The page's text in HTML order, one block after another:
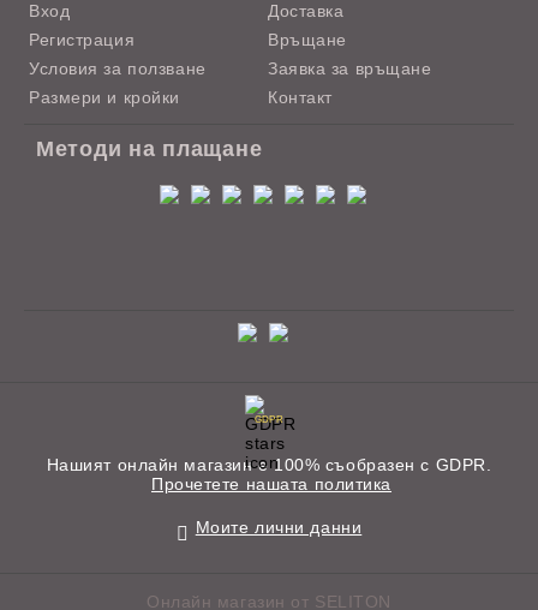
Вход
Регистрация
Условия за ползване
Размери и кройки
Доставка
Връщане
Заявка за връщане
Контакт
Методи на плащане
GDPR
Нашият онлайн магазин е 100% съобразен с GDPR.
Прочетете нашата политика
Моите лични данни
Онлайн магазин от SELITON